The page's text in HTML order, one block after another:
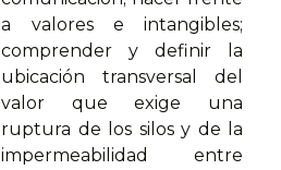
a valores e intangibles;
comprender y definir la
ubicación transversal del
valor que exige una
ruptura de los silos y de la
impermeabilidad entre